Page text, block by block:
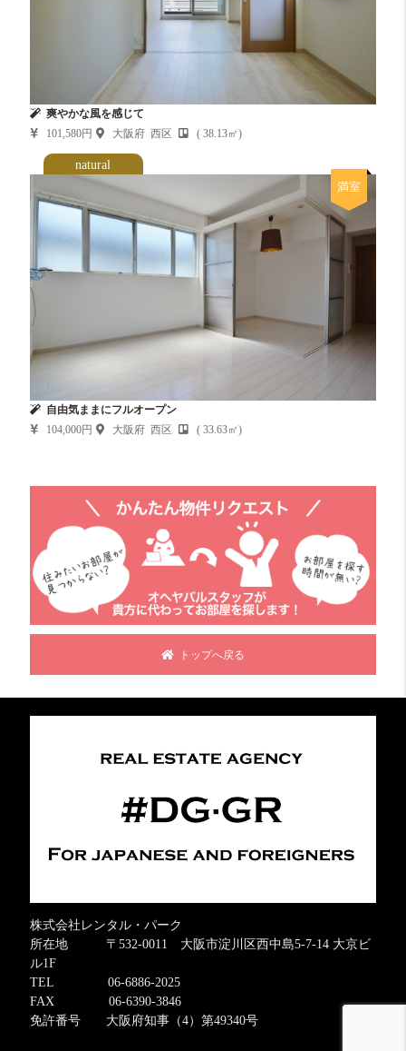
爽やかな風を感じて
101,580円
大阪府 西区 ( 38.13㎡)
natural
満室
自由気ままにフルオープン
104,000円
大阪府 西区 ( 33.63㎡)
トップへ戻る
株式会社レンタル・パーク
所在地 〒532-0011 大阪市淀川区西中島5-7-14 大京ビ
ル1F
TEL 06-6886-2025
FAX 06-6390-3846
免許番号 大阪府知事（4）第49340号